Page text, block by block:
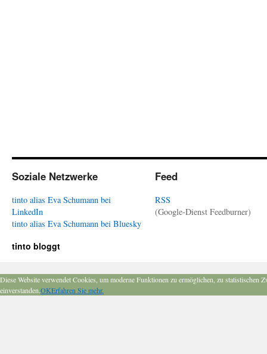
Soziale Netzwerke
tinto alias Eva Schumann bei
LinkedIn
tinto alias Eva Schumann bei Bluesky
Feed
RSS
(Google-Dienst Feedburner)
tinto bloggt
Diese Website verwendet Cookies, um moderne Funktionen zu ermöglichen, zu
einverstanden.OKErfahren Sie mehr.